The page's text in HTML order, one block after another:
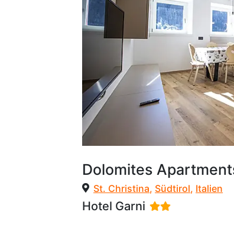
Dolomites
St. Christina, Südtirol, Italien
Hotel Garni